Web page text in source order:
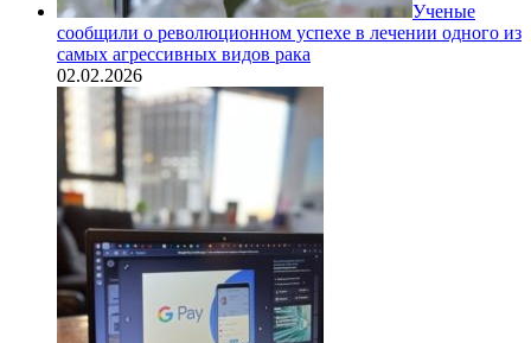
Ученые
сообщили о революционном успехе в лечении одного из
самых агрессивных видов рака
02.02.2026